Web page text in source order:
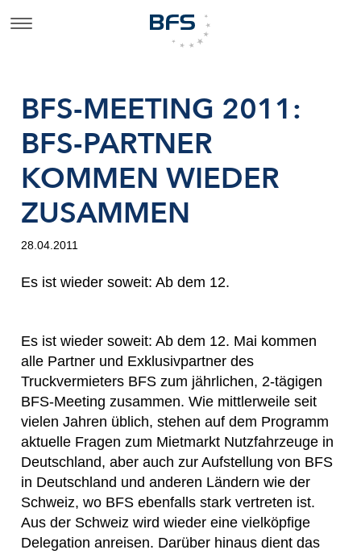
BFS-MEETING 2011:
BFS-PARTNER
KOMMEN WIEDER
ZUSAMMEN
28.04.2011
Es ist wieder soweit: Ab dem 12.
Es ist wieder soweit: Ab dem 12. Mai kommen
alle Partner und Exklusivpartner des
Truckvermieters BFS zum jährlichen, 2-tägigen
BFS-Meeting zusammen. Wie mittlerweile seit
vielen Jahren üblich, stehen auf dem Programm
aktuelle Fragen zum Mietmarkt Nutzfahrzeuge in
Deutschland, aber auch zur Aufstellung von BFS
in Deutschland und anderen Ländern wie der
Schweiz, wo BFS ebenfalls stark vertreten ist.
Aus der Schweiz wird wieder eine vielköpfige
Delegation anreisen. Darüber hinaus dient das